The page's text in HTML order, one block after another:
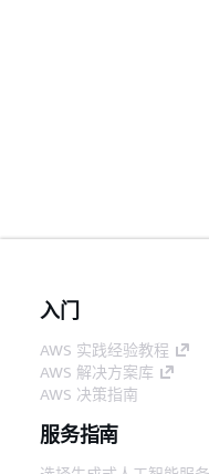
入门
AWS 实践经验教程
AWS 解决方案库
AWS 决策指南
服务指南